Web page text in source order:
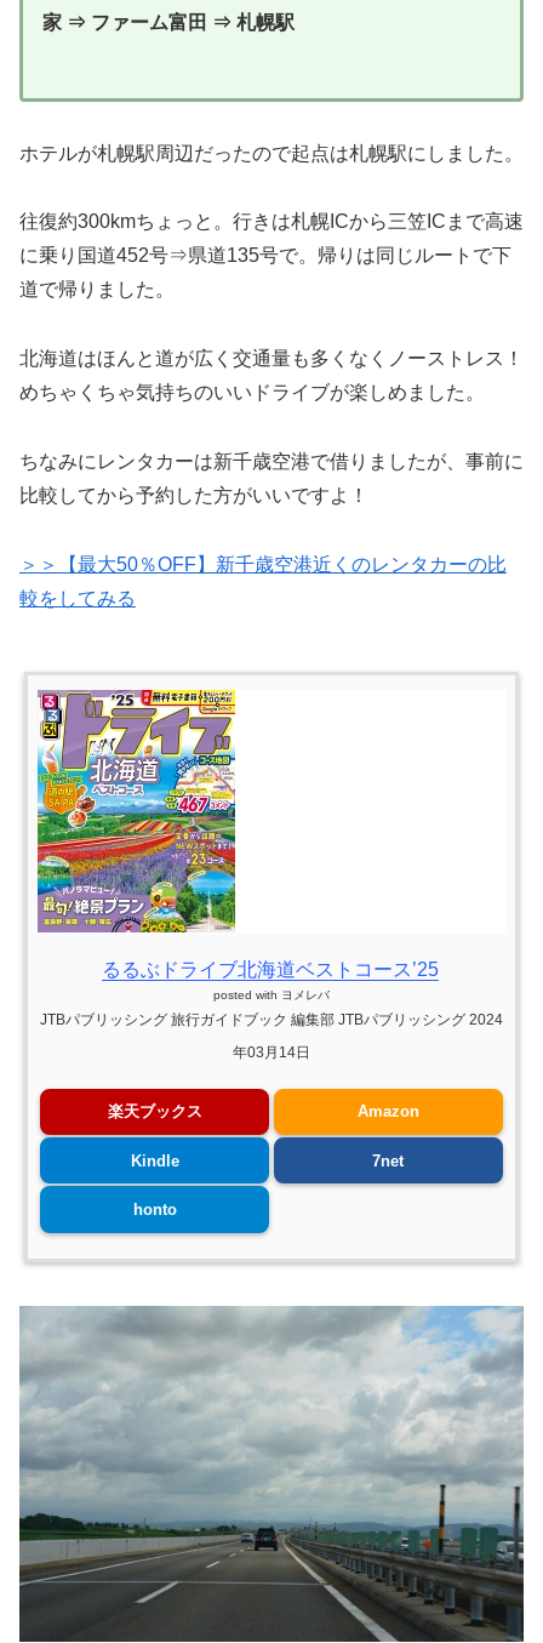
家 ⇒ ファーム富田 ⇒ 札幌駅
ホテルが札幌駅周辺だったので起点は札幌駅にしました。
往復約300kmちょっと。行きは札幌ICから三笠ICまで高速
に乗り国道452号⇒県道135号で。帰りは同じルートで下
道で帰りました。
北海道はほんと道が広く交通量も多くなくノーストレス！
めちゃくちゃ気持ちのいいドライブが楽しめました。
ちなみにレンタカーは新千歳空港で借りましたが、事前に
比較してから予約した方がいいですよ！
＞＞【最大50％OFF】新千歳空港近くのレンタカーの比
較をしてみる
るるぶドライブ北海道ベストコース’25
posted with ヨメレバ
JTBパブリッシング 旅行ガイドブック 編集部 JTBパブリッシング 2024
年03月14日
楽天ブックス Amazon
Kindle 7net
honto